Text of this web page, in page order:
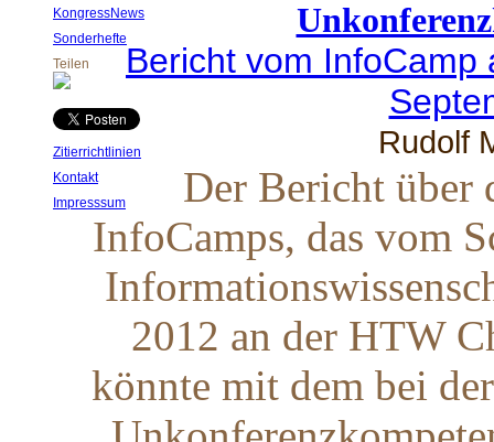
KongressNews
Sonderhefte
Teilen
Zitierrichtlinien
Kontakt
Impresssum
Bericht vom
Rudolf
Der Bericht über
InfoCamps, das vom
2012 an der HTW
könnte mit dem bei